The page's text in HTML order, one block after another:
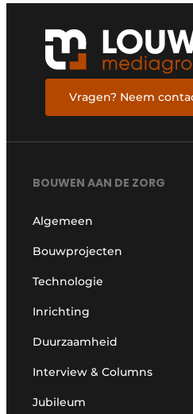
Vragen? Neem
BOUWEN AAN DE ZORG
Algemeen
Bouwprojecten
Technologie
Inrichting
Duurzaamheid
Interview & Columns
Jubileum